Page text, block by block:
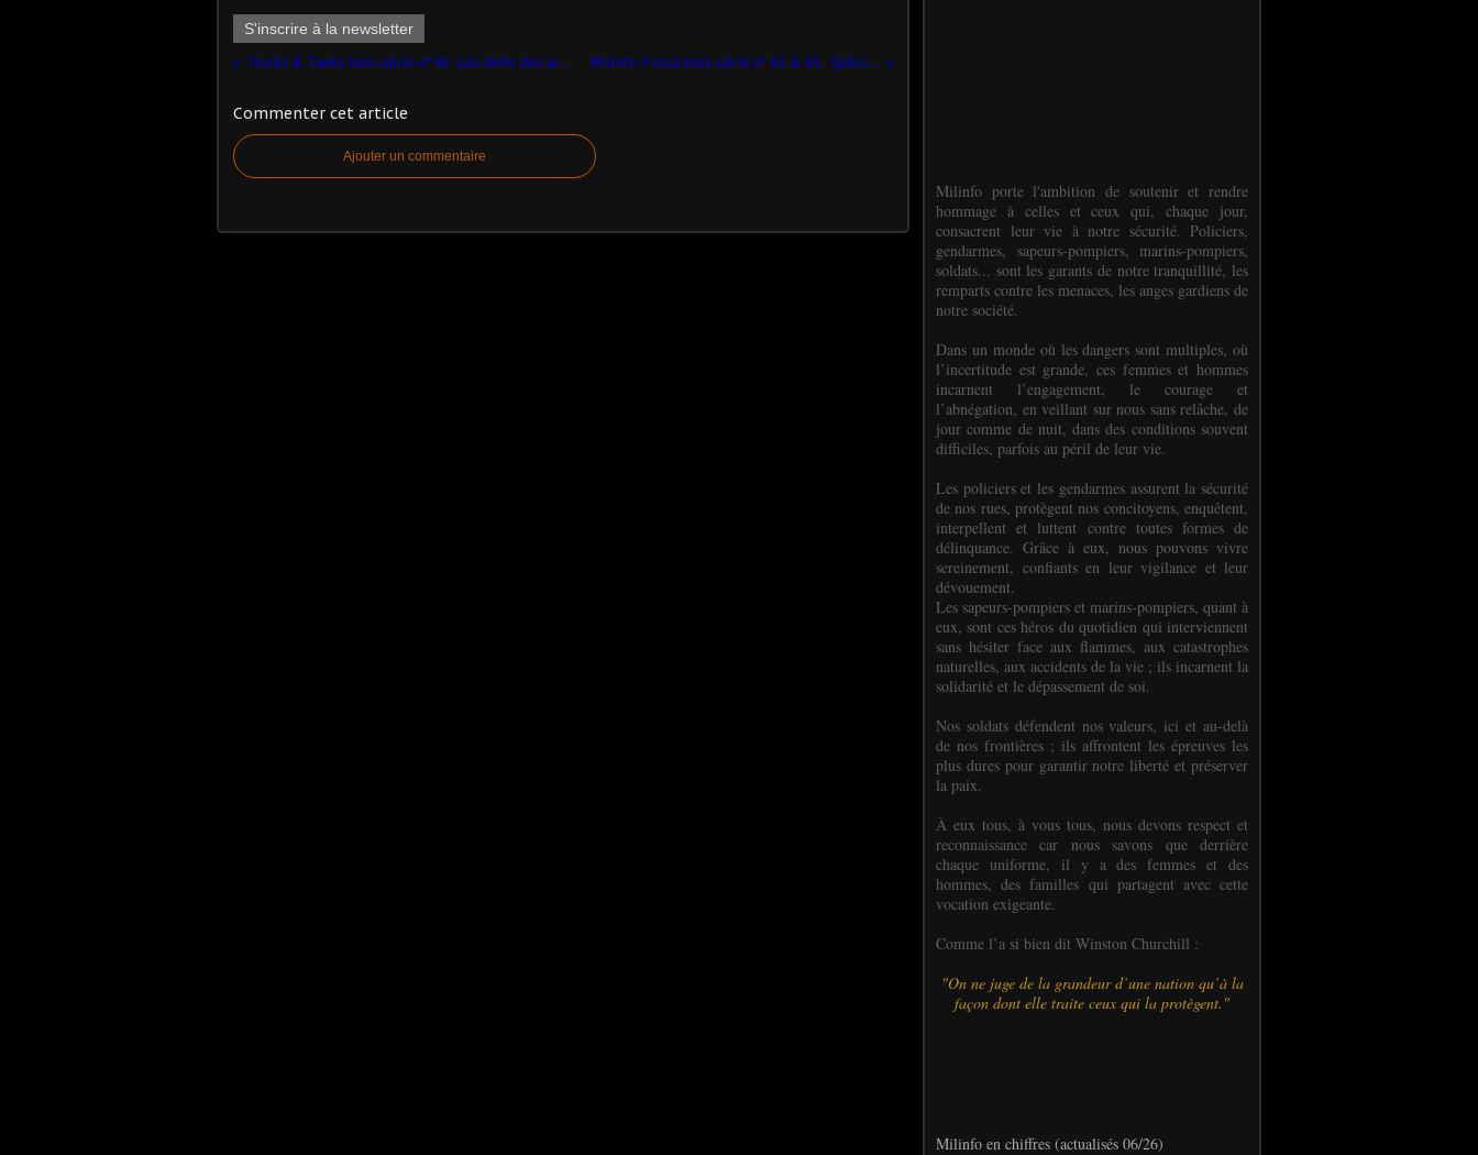
S'inscrire à la newsletter
Trucks & Tanks hors-série n°49 : Les défis des armées européennes Milinfo-Focus hors-série n° 62 & 65 : Spécial 14 juillet 2025
Commenter cet article
Ajouter un commentaire
Milinfo porte l'ambition de soutenir et rendre
hommage à celles et ceux qui, chaque jour,
consacrent leur vie à notre sécurité. Policiers,
gendarmes, sapeurs-pompiers, marins-pompiers,
soldats... sont les garants de notre tranquillité, les
remparts contre les menaces, les anges gardiens de
notre société.
Dans un monde où les dangers sont multiples, où
l’incertitude est grande, ces femmes et hommes
incarnent l’engagement, le courage et
l’abnégation, en veillant sur nous sans relâche, de
jour comme de nuit, dans des conditions souvent
difficiles, parfois au péril de leur vie.
Les policiers et les gendarmes assurent la sécurité
de nos rues, protègent nos concitoyens, enquêtent,
interpellent et luttent contre toutes formes de
délinquance. Grâce à eux, nous pouvons vivre
sereinement, confiants en leur vigilance et leur
dévouement.
Les sapeurs-pompiers et marins-pompiers, quant à
eux, sont ces héros du quotidien qui interviennent
sans hésiter face aux flammes, aux catastrophes
naturelles, aux accidents de la vie ; ils incarnent la
solidarité et le dépassement de soi.
Nos soldats défendent nos valeurs, ici et au-delà
de nos frontières ; ils affrontent les épreuves les
plus dures pour garantir notre liberté et préserver
la paix.
À eux tous, à vous tous, nous devons respect et
reconnaissance car nous savons que derrière
chaque uniforme, il y a des femmes et des
hommes, des familles qui partagent avec cette
vocation exigeante.
Comme l’a si bien dit Winston Churchill :
"On ne juge de la grandeur d’une nation qu’à la
façon dont elle traite ceux qui la protègent."
Milinfo en chiffres (actualisés 06/26)